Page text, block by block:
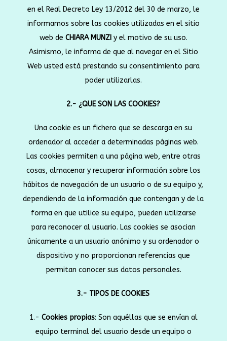
en el Real Decreto Ley 13/2012 del 30 de marzo, le
informamos sobre las cookies utilizadas en el sitio
web de CHIARA MUNZI y el motivo de su uso.
Asimismo, le informa de que al navegar en el Sitio
Web usted está prestando su consentimiento para
poder utilizarlas.
2.- ¿QUE SON LAS COOKIES?
Una cookie es un fichero que se descarga en su
ordenador al acceder a determinadas páginas web.
Las cookies permiten a una página web, entre otras
cosas, almacenar y recuperar información sobre los
hábitos de navegación de un usuario o de su equipo y,
dependiendo de la información que contengan y de la
forma en que utilice su equipo, pueden utilizarse
para reconocer al usuario. Las cookies se asocian
únicamente a un usuario anónimo y su ordenador o
dispositivo y no proporcionan referencias que
permitan conocer sus datos personales.
3.- TIPOS DE COOKIES
1.- Cookies propias: Son aquéllas que se envían al
equipo terminal del usuario desde un equipo o